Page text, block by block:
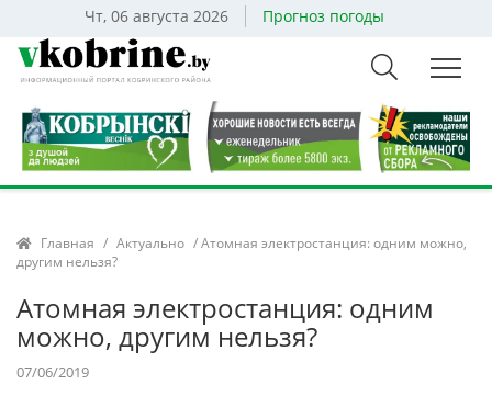
Чт, 06 августа 2026 Прогноз погоды
Главная / Актуально / Атомная электростанция: одним можно,
другим нельзя?
Атомная электростанция: одним
можно, другим нельзя?
07/06/2019